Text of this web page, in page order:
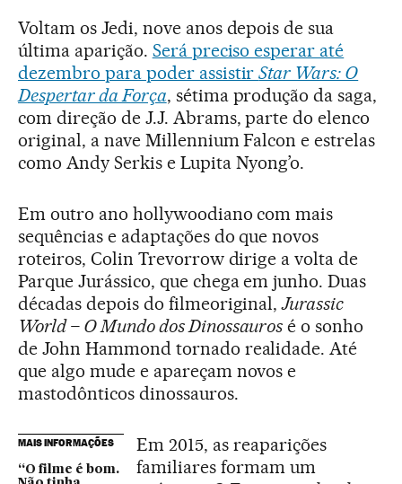
Voltam os Jedi, nove anos depois de sua
última aparição. Será preciso esperar até
dezembro para poder assistirStar Wars: O
Despertar da Força, sétima produção da saga,
com direção de J.J. Abrams, parte do elenco
original, a nave Millennium Falcon e estrelas
como Andy Serkis e Lupita Nyong’o.
Em outro ano hollywoodiano com mais
sequências e adaptações do que novos
roteiros, Colin Trevorrow dirige a volta de
Parque Jurássico, que chega em junho. Duas
décadas depois do filmeoriginal,Jurassic
World – O Mundo dos Dinossauros é o sonho
de John Hammond tornado realidade. Até
que algo mude e apareçam novos e
mastodônticos dinossauros.
MAIS INFORMAÇÕES
“O filme é bom.
Em 2015, as reaparições
familiares formam um